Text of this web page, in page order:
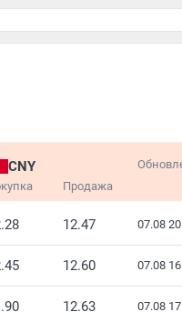
CNY
Продажа
12.47 07.08
12.60 07.08
12.63 07.08